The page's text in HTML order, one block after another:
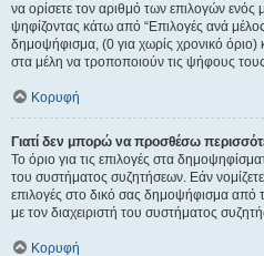
να ορίσετε τον αριθμό των επιλογών ενός
ψηφίζοντας κάτω από “Επιλογές ανά
δημοψήφισμα, (0 για χωρίς χρονικό όριο)
στα μέλη να τροποποιούν τις ψήφους
Κορυφή
Γιατί δεν μπορώ να προσθέσω
Το όριο για τις επιλογές στα
του συστήματος συζητήσεων. Εάν νομίζετε
επιλογές στο δικό σας δημοψήφισμα από
με τον διαχειριστή του συστήματος
Κορυφή